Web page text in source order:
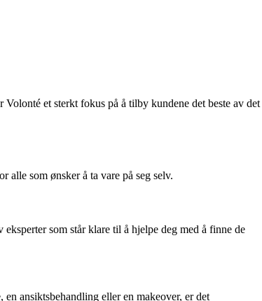
et sterkt fokus på å tilby kundene det beste av det
som ønsker å ta vare på seg selv.
som står klare til å hjelpe deg med å finne de
ansiktsbehandling eller en makeover, er det